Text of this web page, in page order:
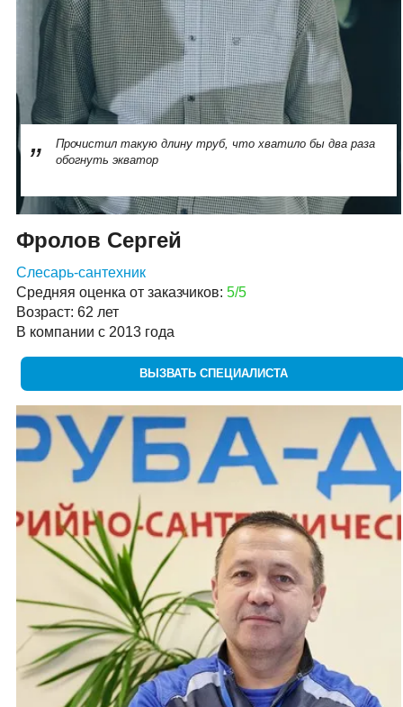
Прочистил такую длину труб, что хватило бы два раза
обогнуть экватор
Фролов Сергей
Слесарь-сантехник
Средняя оценка от заказчиков: 5/5
Возраст: 62 лет
В компании с 2013 года
ВЫЗВАТЬ СПЕЦИАЛИСТА